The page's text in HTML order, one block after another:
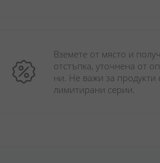
Вземете от място и
отстъпка, уточнена от
ни. Не важи за продукти
лимитирани серии.